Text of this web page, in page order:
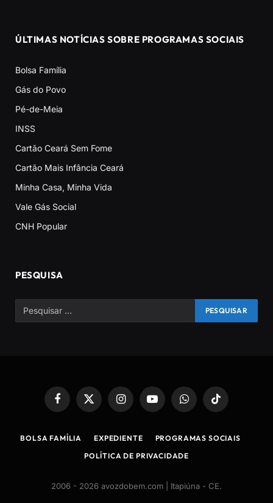
ÚLTIMAS NOTÍCIAS SOBRE PROGRAMAS SOCIAIS
Bolsa Família
Gás do Povo
Pé-de-Meia
INSS
Cartão Ceará Sem Fome
Cartão Mais Infância Ceará
Minha Casa, Minha Vida
Vale Gás Social
CNH Popular
PESQUISA
Facebook
X
(Twitter)
InstagramYouTubeWhatsAppTikTok
BOLSA FAMÍLIA EXPEDIENTE
PROGRAMAS SOCIAIS
POLÍTICA DE PRIVACIDADE
2006 - 2026 avozdobem.com | Itapiúna - CE.